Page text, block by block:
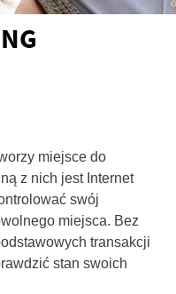
miejsce do
z nich jest Internet
swój
miejsca. Bez
transakcji
stan swoich